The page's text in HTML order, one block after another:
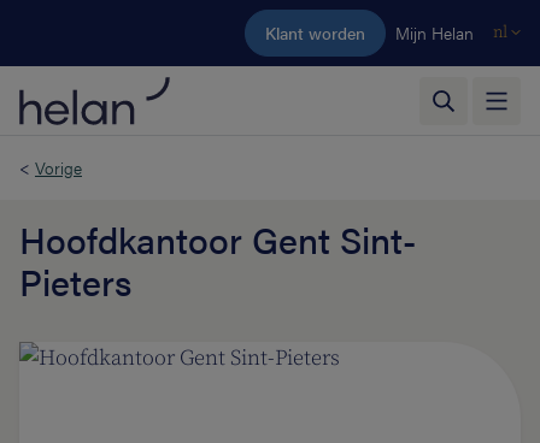
Ga naar de hoofdinhoud
Klant worden Mijn Helan nl
< Vorige
Hoofdkantoor Gent Sint-
Pieters